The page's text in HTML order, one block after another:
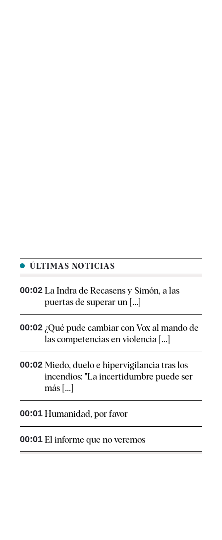
ÚLTIMAS NOTICIAS
00:02 La Indra de Recasens y Simón, a las
puertas de superar un [...]
00:02 ¿Qué pude cambiar con Vox al mando de
las competencias en violencia [...]
00:02 Miedo, duelo e hipervigilancia tras los
incendios: "La incertidumbre puede ser
más [...]
00:01 Humanidad, por favor
00:01 El informe que no veremos